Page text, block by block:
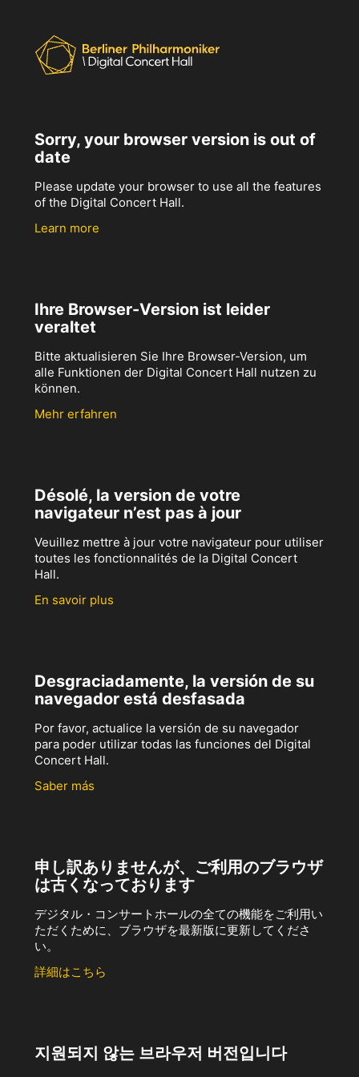
Sorry, your browser version is out of
date
Please update your browser to use all the features
of the Digital Concert Hall.
Learn more
Ihre Browser-Version ist leider
veraltet
Bitte aktualisieren Sie Ihre Browser-Version, um
alle Funktionen der Digital Concert Hall nutzen zu
können.
Mehr erfahren
Désolé, la version de votre
navigateur n’est pas à jour
Veuillez mettre à jour votre navigateur pour utiliser
toutes les fonctionnalités de la Digital Concert
Hall.
En savoir plus
Desgraciadamente, la versión de su
navegador está desfasada
Por favor, actualice la versión de su navegador
para poder utilizar todas las funciones del Digital
Concert Hall.
Saber más
申し訳ありませんが、ご利用のブラウザ
は古くなっております
デジタル・コンサートホールの全ての機能をご利用い
ただくために、ブラウザを最新版に更新してくださ
い。
詳細はこちら
지원되지 않는 브라우저 버전입니다